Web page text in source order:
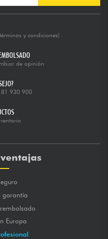
y condiciones)
de opinión
930 900
garantía
Europa